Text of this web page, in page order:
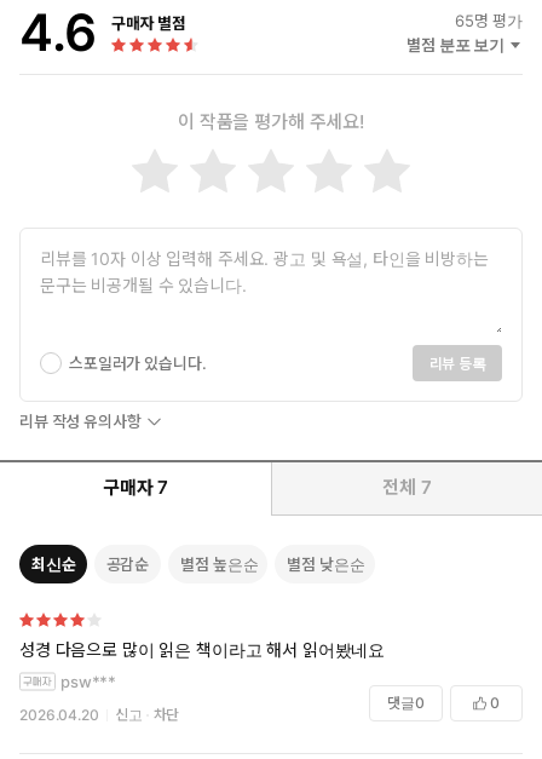
# 크리스챤다이제스트 『천로역정』의 특징
1. 20세기 초 영국, 미국에서 뛰어난 작품성을 인정받은 ‘루이스 레
삼형제 특유의 정교한 선으로 그려낸 독창적인 매력이 한껏 묻어
나는 삽화입니다.
2. 「1부: 크리스천의 순례」와 「2부: 크리스티아나(크리스천의
아내)의 순례」모든 내용이 축약 이나 편집없이 존 번연의 오리지널
3. 내용 이해에 도움을 주는 참조 성구들이 모두 표기되어 있습니
5. 원문에 충실한 번역.
6. 선택의 폭을 넓히는 e북 동시출간. (e북 정가 7,700원)
7. 원전에는 없는 자세한 소제목을 넣어 작품을 조직적으로 이해하
는데 도움을 줍니다.
8. 존 번연의 삶을 한 눈에 볼 수 있는 ‘존 번연 생애 연보’ 수록.
4.6 구매자 별점 65명 평가
별점 분포 보기
이 작품을 평가해 주세요!
스포일러가 있습니다. 리뷰 등록
리뷰 작성 유의사항
구매자 7 전체 7
최신순 공감순 별점 높은순 별점 낮은순
성경 다음으로 많이 읽은 책이라고 해서 읽어봤네요
psw***
2026.04.20 신고 차단
댓글0 0